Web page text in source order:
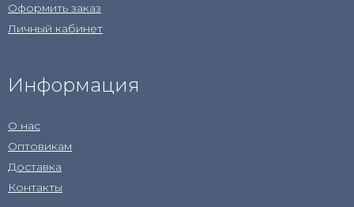
Оформить заказ
Личный кабинет
Информация
О нас
Оптовикам
Доставка
Контакты